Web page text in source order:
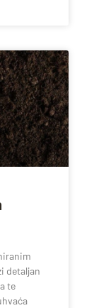
detaljan
te